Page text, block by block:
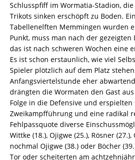
Schlusspfiff im Wormatia-Stadion,
Trikots sinken erschöpft zu Boden.
Tabellenelften Memmingen wurden
Punkt, muss man nach der gezeigten
das ist nach schweren Wochen eine
Es ist schon erstaunlich, wie viel
Spieler plötzlich auf dem Platz
Anfangsviertelstunde eher
drängten die Wormaten den Gast
Folge in die Defensive und
Zweikampfführung und eine radikal
Fehlpassquote diverse
Wittke (18.), Ojigwe (25.), Rösner
nochmal Ojigwe (38.) oder Böcher
Tor oder scheiterten am